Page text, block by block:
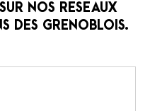
NOS RESEAUX
DES GRENOBLOIS.